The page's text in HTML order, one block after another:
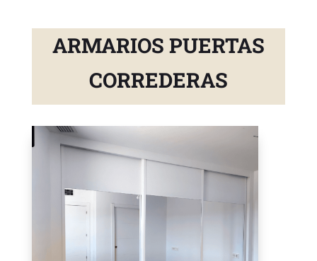
ARMARIOS PUERTAS
CORREDERAS